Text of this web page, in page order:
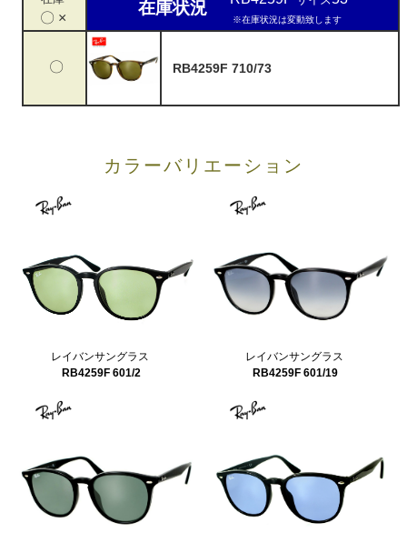
〇 ×
在庫状況
※在庫状況は変動致します
〇 RB4259F 710/73
カラーバリエーション
レイバンサングラス
RB4259F 601/2
レイバンサングラス
RB4259F 601/19